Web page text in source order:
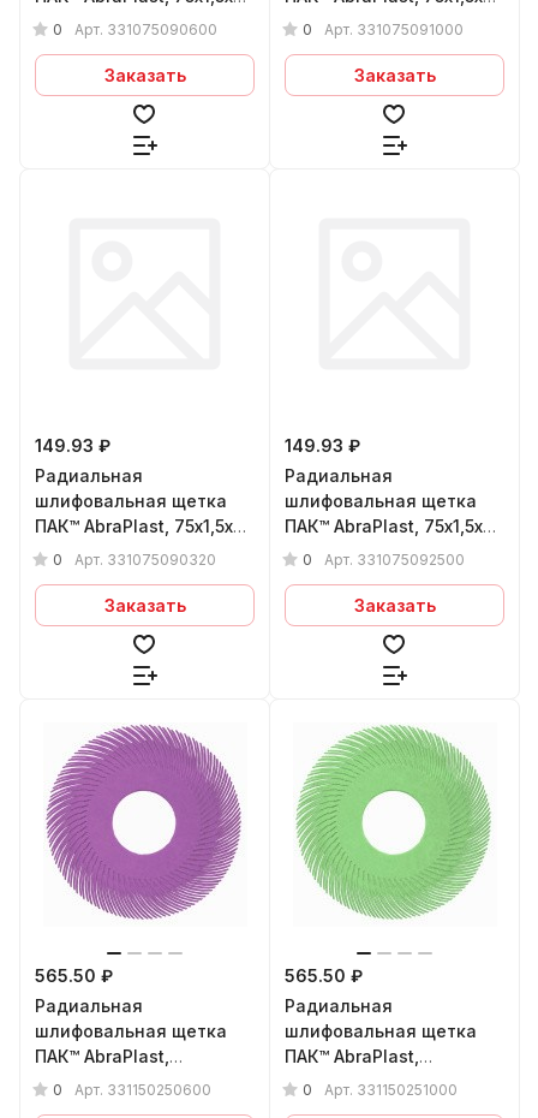
мм, (фиол.), P600
0 Арт. 331075090600
Заказать
мм, (св. зел.), P1000
0 Арт. 331075091000
Заказать
149.93 ₽
Радиальная
шлифовальная щетка
ПАК™ AbraPlast, 75х1,5х9
мм, (кор.), P320
0 Арт. 331075090320
Заказать
149.93 ₽
Радиальная
шлифовальная щетка
ПАК™ AbraPlast, 75х1,5х9
мм, (бел.), P2500
0 Арт. 331075092500
Заказать
565.50 ₽
Радиальная
шлифовальная щетка
ПАК™ AbraPlast,
150x1,5x25 мм, (фиол.),
0 Арт. 331150250600
565.50 ₽
Радиальная
шлифовальная щетка
ПАК™ AbraPlast,
150x1,5x25 мм, (св. зел.),
0 Арт. 331150251000